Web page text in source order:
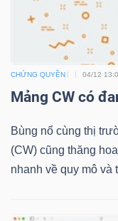
CHỨNG QUYỀN 04/12
Mảng CW có
Bùng nổ cùng thị
(CW) cũng thăng
nhanh về quy mô và
PHÁI
SINH
TRÁI